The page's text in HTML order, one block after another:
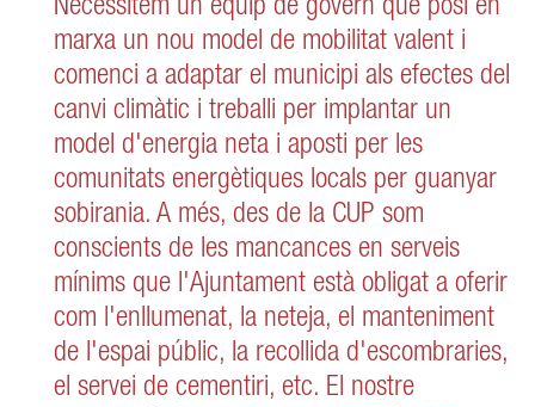
Necessitem un equip de govern que posi en
marxa un nou model de mobilitat valent i
comenci a adaptar el municipi als efectes del
canvi climàtic i treballi per implantar un
model d'energia neta i aposti per les
comunitats energètiques locals per guanyar
sobirania. A més, des de la CUP som
conscients de les mancances en serveis
mínims que l'Ajuntament està obligat a oferir
com l'enllumenat, la neteja, el manteniment
de l'espai públic, la recollida d'escombraries,
el servei de cementiri, etc. El nostre